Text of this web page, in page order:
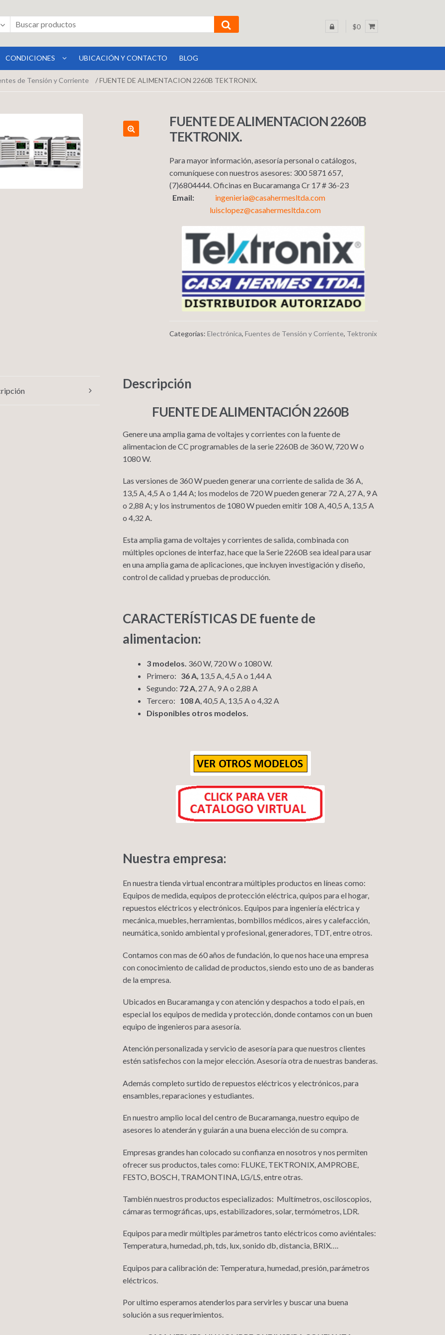
$0
CONDICIONES UBICACIÓN Y CONTACTO BLOG
de Tensión y Corriente / FUENTE DE ALIMENTACION 2260B TEKTRONIX.
FUENTE DE ALIMENTACION 2260B
TEKTRONIX.
Para mayor información, asesoría personal o catálogos,
comuníquese con nuestros asesores: 300 5871 657,
(7)6804444. Oficinas en Bucaramanga Cr 17 # 36-23
Email: ingenieria@casahermesltda.com
luisclopez@casahermesltda.com
Categorías: Electrónica, Fuentes de Tensión y Corriente, Tektronix
Descripción
FUENTE DE ALIMENTACIÓN 2260B
Genere una amplia gama de voltajes y corrientes con la fuente de
alimentacion de CC programables de la serie 2260B de 360 ​​W, 720 W o
1080 W.
Las versiones de 360 ​​W pueden generar una corriente de salida de 36 A,
13,5 A, 4,5 A o 1,44 A; los modelos de 720 W pueden generar 72 A, 27 A, 9 A
o 2,88 A; y los instrumentos de 1080 W pueden emitir 108 A, 40,5 A, 13,5 A
o 4,32 A.
Esta amplia gama de voltajes y corrientes de salida, combinada con
múltiples opciones de interfaz, hace que la Serie 2260B sea ideal para usar
en una amplia gama de aplicaciones, que incluyen investigación y diseño,
control de calidad y pruebas de producción.
CARACTERÍSTICAS DE fuente de
alimentacion:
3 modelos. 360 ​​W, 720 W o 1080 W.
Primero: 36 A, 13,5 A, 4,5 A o 1,44 A
Segundo: 72 A, 27 A, 9 A o 2,88 A
Tercero: 108 A, 40,5 A, 13,5 A o 4,32 A
Disponibles otros modelos.
Nuestra empresa:
En nuestra tienda virtual encontrara múltiples productos en líneas como:
Equipos de medida, equipos de protección eléctrica, quipos para el hogar,
repuestos eléctricos y electrónicos. Equipos para ingeniería eléctrica y
mecánica, muebles, herramientas, bombillos médicos, aires y calefacción,
neumática, sonido ambiental y profesional, generadores, TDT, entre otros.
Contamos con mas de 60 años de fundación, lo que nos hace una empresa
con conocimiento de calidad de productos, siendo esto uno de as banderas
de la empresa.
Ubicados en Bucaramanga y con atención y despachos a todo el país, en
especial los equipos de medida y protección, donde contamos con un buen
equipo de ingenieros para asesoría.
Atención personalizada y servicio de asesoría para que nuestros clientes
estén satisfechos con la mejor elección. Asesoría otra de nuestras banderas.
Además completo surtido de repuestos eléctricos y electrónicos, para
ensambles, reparaciones y estudiantes.
En nuestro amplio local del centro de Bucaramanga, nuestro equipo de
asesores lo atenderán y guiarán a una buena elección de su compra.
Empresas grandes han colocado su confianza en nosotros y nos permiten
ofrecer sus productos, tales como: FLUKE, TEKTRONIX, AMPROBE,
FESTO, BOSCH, TRAMONTINA, LG/LS, entre otras.
También nuestros productos especializados: Multímetros, osciloscopios,
cámaras termográficas, ups, estabilizadores, solar, termómetros, LDR.
Equipos para medir múltiples parámetros tanto eléctricos como aviéntales:
Temperatura, humedad, ph, tds, lux, sonido db, distancia, BRIX….
Equipos para calibración de: Temperatura, humedad, presión, parámetros
eléctricos.
Por ultimo esperamos atenderlos para servirles y buscar una buena
solución a sus requerimientos.